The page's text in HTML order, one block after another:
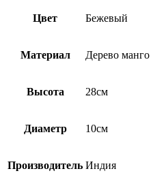
Цвет Бежевый
Материал Дерево манго
Высота 28см
Диаметр 10см
Производитель Индия